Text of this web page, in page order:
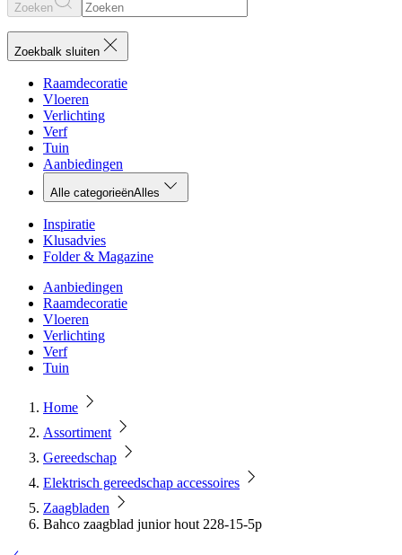
Zoeken
Zoekbalk sluiten
Raamdecoratie
Vloeren
Verlichting
Verf
Tuin
Aanbiedingen
Alle categorieënAlles
Inspiratie
Klusadvies
Folder & Magazine
Aanbiedingen
Raamdecoratie
Vloeren
Verlichting
Verf
Tuin
Home
Assortiment
Gereedschap
Elektrisch gereedschap accessoires
Zaagbladen
Bahco zaagblad junior hout 228-15-5p